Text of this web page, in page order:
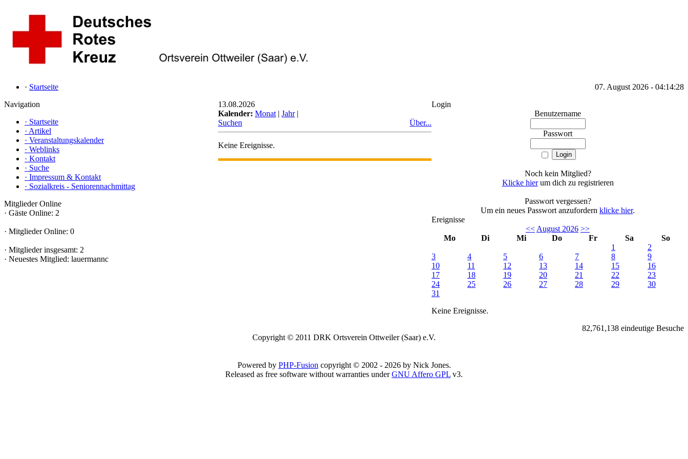
· Startseite
07. August 2026 - 04:14:28
Navigation
· Startseite
· Artikel
· Veranstaltungskalender
· Weblinks
· Kontakt
· Suche
· Impressum & Kontakt
· Sozialkreis - Seniorennachmittag
Mitglieder Online
· Gäste Online: 2
· Mitglieder Online: 0
· Mitglieder insgesamt: 2
· Neuestes Mitglied: lauermannc
13.08.2026
Kalender: Monat | Jahr|
Suchen
Über...
Keine Ereignisse.
Login
Benutzername
Passwort
Noch kein Mitglied?
Klicke hierum dich zu registrieren
Passwort vergessen?
Um ein neues Passwort anzufordern klicke hier.
Ereignisse
<< August 2026 >>
Mo
Di Mi Do Fr Sa
So
1
2
3
4 5 6 7 8
9
10
11 12 13 14 15
16
17
18 19 20 21 22
23
24
25 26 27 28 29
30
31
Keine Ereignisse.
82,761,138 eindeutige Besuche
Copyright © 2011 DRK Ortsverein Ottweiler (Saar) e.V.
Powered by PHP-Fusion copyright © 2002 - 2026 by Nick Jones.
Released as free software without warranties underGNU Affero GPL v3.